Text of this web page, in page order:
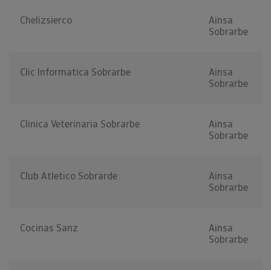
Chelizsierco
Ainsa
Sobrarbe
Clic Informatica Sobrarbe
Ainsa
Sobrarbe
Clinica Veterinaria Sobrarbe
Ainsa
Sobrarbe
Club Atletico Sobrarde
Ainsa
Sobrarbe
Cocinas Sanz
Ainsa
Sobrarbe